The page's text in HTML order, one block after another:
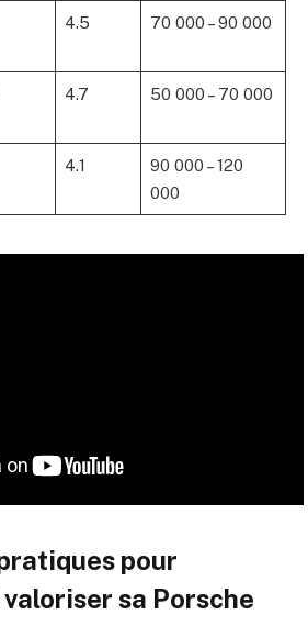
4.5 70 000 – 90 000
4.7 50 000 – 70 000
4.1
90 000 – 120
000
pour
sa Porsche